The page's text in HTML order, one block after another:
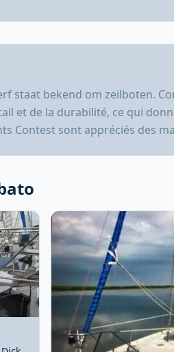
staat bekend om zeilboten.
et de la durabilité, ce qui
Contest sont appréciés des